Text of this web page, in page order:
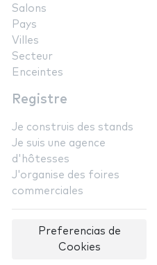
Salons
Pays
Villes
Secteur
Enceintes
Registre
Je construis des stands
Je suis une agence
d'hôtesses
J'organise des foires
commerciales
Preferencias de
Cookies